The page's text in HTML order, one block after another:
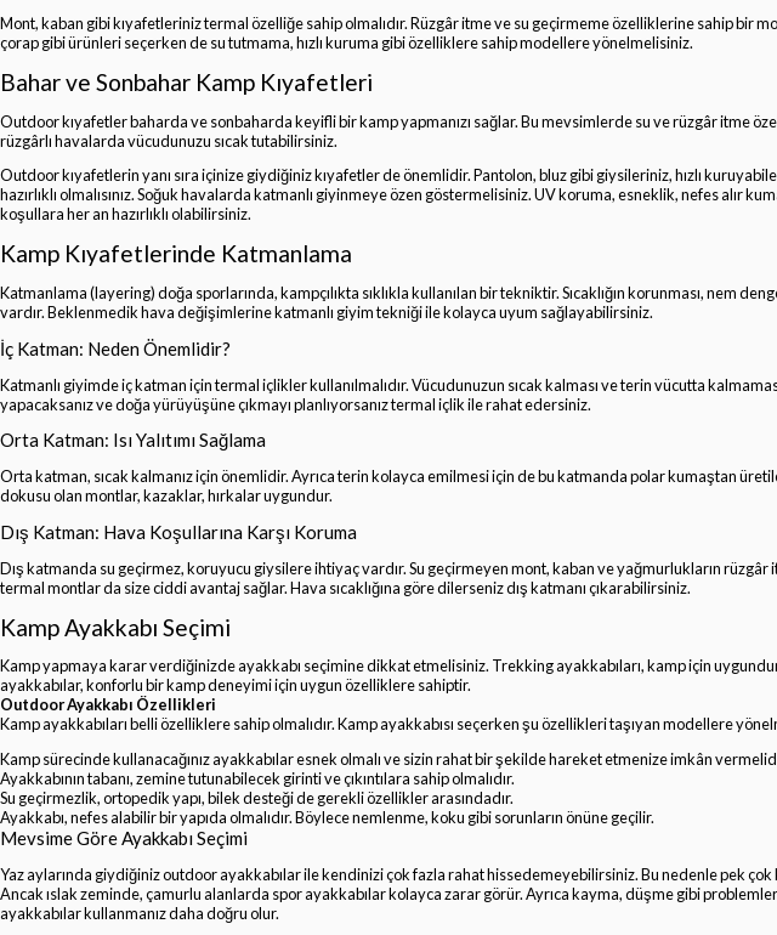
Mont, kaban gibi kıyafetleriniz termal özelliğe sahip olmalıdır. Rüzgâr itme ve su geçirmeme özelliklerine sahip bir
çorap gibi ürünleri seçerken de su tutmama, hızlı kuruma gibi özelliklere sahip modellere yönelmelisiniz.
Bahar ve Sonbahar Kamp Kıyafetleri
Outdoor kıyafetler baharda ve sonbaharda keyifli bir kamp yapmanızı sağlar. Bu mevsimlerde su ve rüzgâr itme
rüzgârlı havalarda vücudunuzu sıcak tutabilirsiniz.
Outdoor kıyafetlerin yanı sıra içinize giydiğiniz kıyafetler de önemlidir. Pantolon, bluz gibi giysileriniz, hızlı
hazırlıklı olmalısınız. Soğuk havalarda katmanlı giyinmeye özen göstermelisiniz. UV koruma, esneklik, nefes alır
koşullara her an hazırlıklı olabilirsiniz.
Kamp Kıyafetlerinde Katmanlama
Katmanlama (layering) doğa sporlarında, kampçılıkta sıklıkla kullanılan bir tekniktir. Sıcaklığın korunması, nem
vardır. Beklenmedik hava değişimlerine katmanlı giyim tekniği ile kolayca uyum sağlayabilirsiniz.
İç Katman: Neden Önemlidir?
Katmanlı giyimde iç katman için termal içlikler kullanılmalıdır. Vücudunuzun sıcak kalması ve terin vücutta
yapacaksanız ve doğa yürüyüşüne çıkmayı planlıyorsanız termal içlik ile rahat edersiniz.
Orta Katman: Isı Yalıtımı Sağlama
Orta katman, sıcak kalmanız için önemlidir. Ayrıca terin kolayca emilmesi için de bu katmanda polar kumaştan
dokusu olan montlar, kazaklar, hırkalar uygundur.
Dış Katman: Hava Koşullarına Karşı Koruma
Dış katmanda su geçirmez, koruyucu giysilere ihtiyaç vardır. Su geçirmeyen mont, kaban ve yağmurlukların rüzgâr
termal montlar da size ciddi avantaj sağlar. Hava sıcaklığına göre dilerseniz dış katmanı çıkarabilirsiniz.
Kamp Ayakkabı Seçimi
Kamp yapmaya karar verdiğinizde ayakkabı seçimine dikkat etmelisiniz. Trekking ayakkabıları, kamp için
ayakkabılar, konforlu bir kamp deneyimi için uygun özelliklere sahiptir.
Outdoor Ayakkabı Özellikleri
Kamp ayakkabıları belli özelliklere sahip olmalıdır. Kamp ayakkabısı seçerken şu özellikleri taşıyan modellere
Kamp sürecinde kullanacağınız ayakkabılar esnek olmalı ve sizin rahat bir şekilde hareket etmenize imkân
Ayakkabının tabanı, zemine tutunabilecek girinti ve çıkıntılara sahip olmalıdır.
Su geçirmezlik, ortopedik yapı, bilek desteği de gerekli özellikler arasındadır.
Ayakkabı, nefes alabilir bir yapıda olmalıdır. Böylece nemlenme, koku gibi sorunların önüne geçilir.
Mevsime Göre Ayakkabı Seçimi
Yaz aylarında giydiğiniz outdoor ayakkabılar ile kendinizi çok fazla rahat hissedemeyebilirsiniz. Bu nedenle pek
Ancak ıslak zeminde, çamurlu alanlarda spor ayakkabılar kolayca zarar görür. Ayrıca kayma, düşme gibi
ayakkabılar kullanmanız daha doğru olur.